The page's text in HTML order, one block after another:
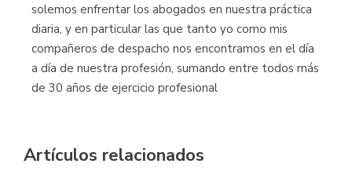
solemos enfrentar los abogados en nuestra práctica
diaria, y en particular las que tanto yo como mis
compañeros de despacho nos encontramos en el día
a día de nuestra profesión, sumando entre todos más
de 30 años de ejercicio profesional
Artículos relacionados